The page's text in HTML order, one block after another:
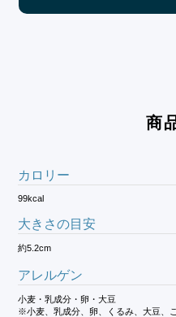
商
カロリー
99kcal
大きさの目安
約5.2cm
アレルゲン
小麦・乳成分・卵・大豆
※小麦、乳成分、卵、くるみ、大豆、